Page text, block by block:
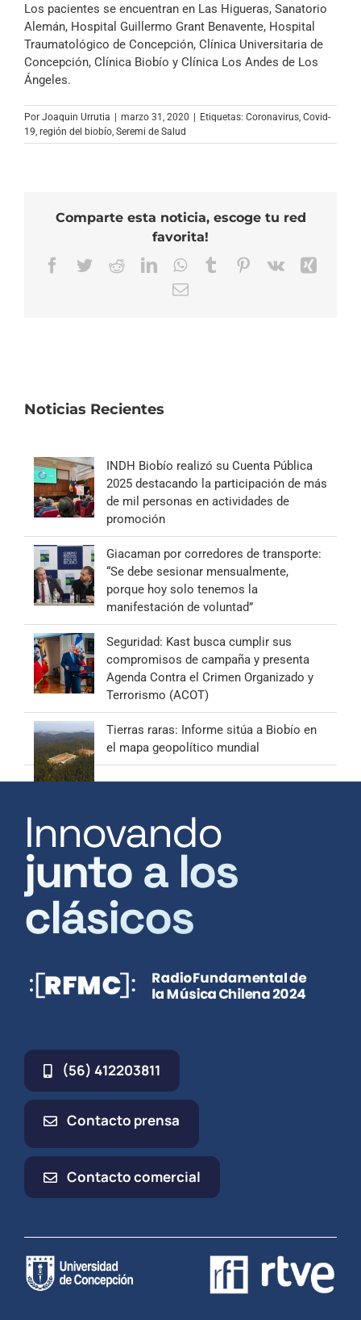
audio
Los pacientes se encuentran en Las Higueras, Sanatorio
Alemán, Hospital Guillermo Grant Benavente, Hospital
Traumatológico de Concepción, Clínica Universitaria de
Concepción, Clínica Biobío y Clínica Los Andes de Los
Ángeles.
Por Joaquin Urrutia | marzo 31, 2020 | Etiquetas: Coronavirus Covid-
19 región del biobío Seremi de Salud
Comparte esta noticia, escoge tu red
favorita!
Facebook
TwitterRedditLinkedInWhatsApp
TumblrPinterest
Vk
Xing
Correo
Noticias Recientes
INDH Biobío realizó su Cuenta Pública
2025 destacando la participación de más
de mil personas en actividades de
promoción
Giacaman por corredores de transporte:
“Se debe sesionar mensualmente,
porque hoy solo tenemos la
manifestación de voluntad”
Seguridad: Kast busca cumplir sus
compromisos de campaña y presenta
Agenda Contra el Crimen Organizado y
Terrorismo (ACOT)
Tierras raras: Informe sitúa a Biobío en
el mapa geopolítico mundial
Innovando
junto a los
clásicos
(56) 412203811
Contacto prensa
Contacto comercial